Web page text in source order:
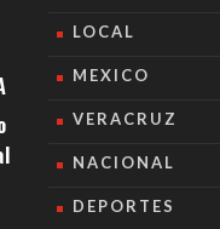
LOCAL
MEXICO
VERACRUZ
NACIONAL
DEPORTES